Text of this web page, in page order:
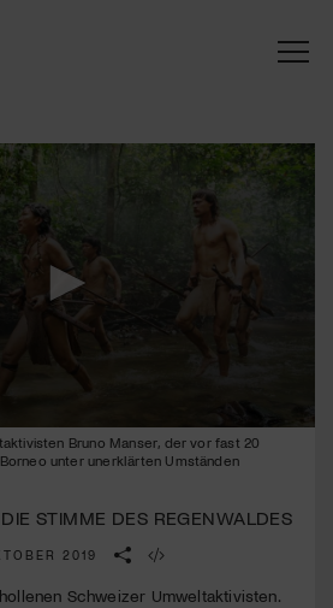
Bruno Manser, der vor fast 20
unter unerklärten Umständen
STIMME DES REGENWALDES
2019
Schweizer Umweltaktivisten.
Kulturschaffende(r) oder
unsere Arbeit.
erhältst du kostenlosen Zugang zu